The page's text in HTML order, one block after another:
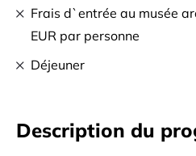
Frais d`entrée au musée
EUR par personne
Déjeuner
Description du